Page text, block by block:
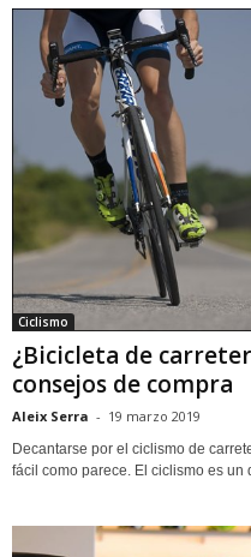
Ciclismo
¿Bicicleta de
consejos de compra
Aleix Serra - 19 marzo 2019
Decantarse por el ciclismo de
fácil como parece. El ciclismo es un